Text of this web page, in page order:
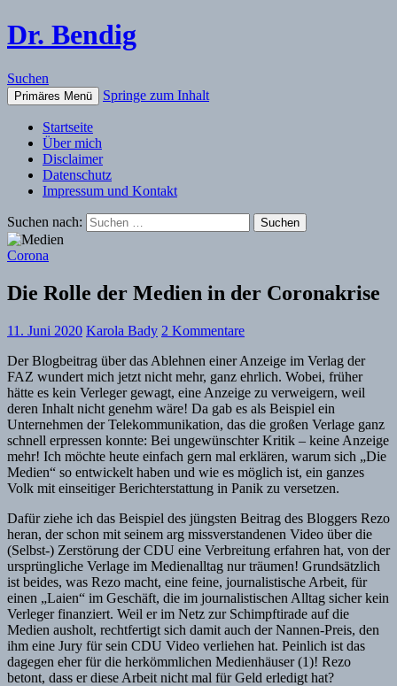
Dr. Bendig
Suchen
Primäres Menü Springe zum Inhalt
Startseite
Über mich
Disclaimer
Datenschutz
Impressum und Kontakt
Suchen nach:
Corona
Die Rolle der Medien in der Coronakrise
11. Juni 2020 Karola Bady 2 Kommentare
Der Blogbeitrag über das Ablehnen einer Anzeige im Verlag der
FAZ wundert mich jetzt nicht mehr, ganz ehrlich. Wobei, früher
hätte es kein Verleger gewagt, eine Anzeige zu verweigern, weil
deren Inhalt nicht genehm wäre! Da gab es als Beispiel ein
Unternehmen der Telekommunikation, das die großen Verlage ganz
schnell erpressen konnte: Bei ungewünschter Kritik – keine Anzeige
mehr! Ich möchte heute einfach gern mal erklären, warum sich „Die
Medien“ so entwickelt haben und wie es möglich ist, ein ganzes
Volk mit einseitiger Berichterstattung in Panik zu versetzen.
Dafür ziehe ich das Beispiel des jüngsten Beitrag des Bloggers Rezo
heran, der schon mit seinem arg missverstandenen Video über die
(Selbst-) Zerstörung der CDU eine Verbreitung erfahren hat, von der
ursprüngliche Verlage im Medienalltag nur träumen! Grundsätzlich
ist beides, was Rezo macht, eine feine, journalistische Arbeit, für
einen „Laien“ im Geschäft, die im journalistischen Alltag sicher kein
Verleger finanziert. Weil er im Netz zur Schimpftirade auf die
Medien ausholt, rechtfertigt sich damit auch der Nannen-Preis, den
ihm eine Jury für sein CDU Video verliehen hat. Peinlich ist das
dagegen eher für die herkömmlichen Medienhäuser (1)! Rezo
betont, dass er diese Arbeit nicht mal für Geld erledigt hat?